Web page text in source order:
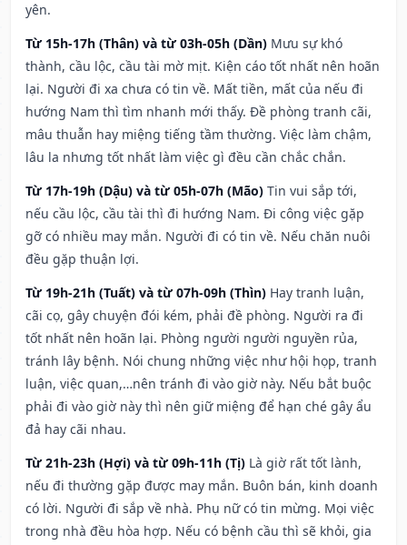
yên.
Từ 15h-17h (Thân) và từ 03h-05h (Dần) Mưu sự khó
thành, cầu lộc, cầu tài mờ mịt. Kiện cáo tốt nhất nên hoãn
lại. Người đi xa chưa có tin về. Mất tiền, mất của nếu đi
hướng Nam thì tìm nhanh mới thấy. Đề phòng tranh cãi,
mâu thuẫn hay miệng tiếng tầm thường. Việc làm chậm,
lâu la nhưng tốt nhất làm việc gì đều cần chắc chắn.
Từ 17h-19h (Dậu) và từ 05h-07h (Mão) Tin vui sắp tới,
nếu cầu lộc, cầu tài thì đi hướng Nam. Đi công việc gặp
gỡ có nhiều may mắn. Người đi có tin về. Nếu chăn nuôi
đều gặp thuận lợi.
Từ 19h-21h (Tuất) và từ 07h-09h (Thìn) Hay tranh luận,
cãi cọ, gây chuyện đói kém, phải đề phòng. Người ra đi
tốt nhất nên hoãn lại. Phòng người người nguyền rủa,
tránh lây bệnh. Nói chung những việc như hội họp, tranh
luận, việc quan,…nên tránh đi vào giờ này. Nếu bắt buộc
phải đi vào giờ này thì nên giữ miệng để hạn ché gây ẩu
đả hay cãi nhau.
Từ 21h-23h (Hợi) và từ 09h-11h (Tị) Là giờ rất tốt lành,
nếu đi thường gặp được may mắn. Buôn bán, kinh doanh
có lời. Người đi sắp về nhà. Phụ nữ có tin mừng. Mọi việc
trong nhà đều hòa hợp. Nếu có bệnh cầu thì sẽ khỏi, gia